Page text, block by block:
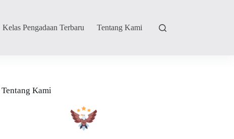
Kelas Pengadaan Terbaru Tentang Kami
Tentang Kami